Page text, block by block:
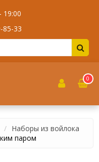
85-33
0
Наборы из войлока
паром